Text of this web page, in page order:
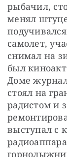
рыбачил,
менял
самолет,
снимал на
был
Доме
стоял на
радистом и
выступал с